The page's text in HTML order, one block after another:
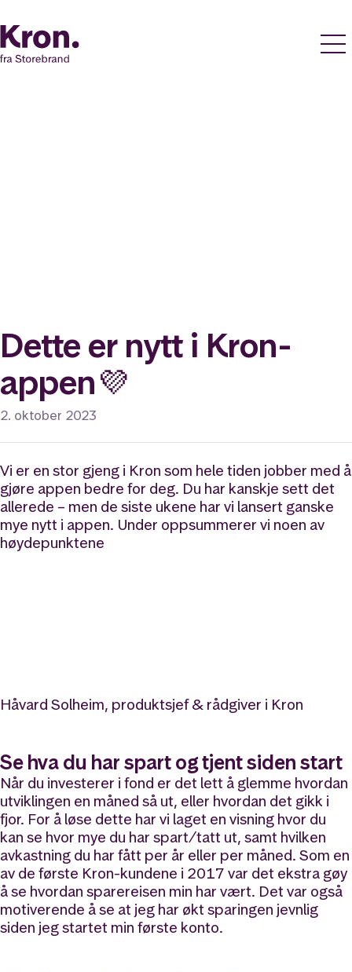
Dette er nytt i Kron-
appen💜
2. oktober 2023
Vi er en stor gjeng i Kron som hele tiden jobber med å
gjøre appen bedre for deg. Du har kanskje sett det
allerede – men de siste ukene har vi lansert ganske
mye nytt i appen. Under oppsummerer vi noen av
høydepunktene
Håvard Solheim, produktsjef & rådgiver i Kron
Se hva du har spart og tjent siden start
Når du investerer i fond er det lett å glemme hvordan
utviklingen en måned så ut, eller hvordan det gikk i
fjor. For å løse dette har vi laget en visning hvor du
kan se hvor mye du har spart/tatt ut, samt hvilken
avkastning du har fått per år eller per måned. Som en
av de første Kron-kundene i 2017 var det ekstra gøy
å se hvordan sparereisen min har vært. Det var også
motiverende å se at jeg har økt sparingen jevnlig
siden jeg startet min første konto.